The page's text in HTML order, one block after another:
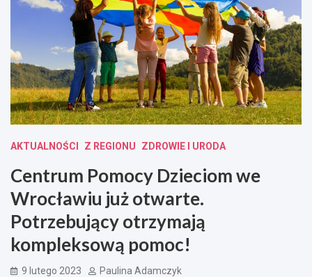
AKTUALNOŚCI Z REGIONU ZDROWIE I URODA
Centrum Pomocy Dzieciom we
Wrocławiu już otwarte.
Potrzebujący otrzymają
kompleksową pomoc!
9 lutego 2023 Paulina Adamczyk